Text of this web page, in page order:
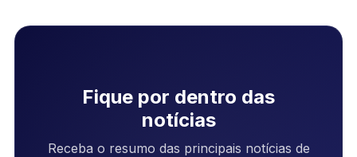
Fique por dentro das
notícias
Receba o resumo das principais notícias de